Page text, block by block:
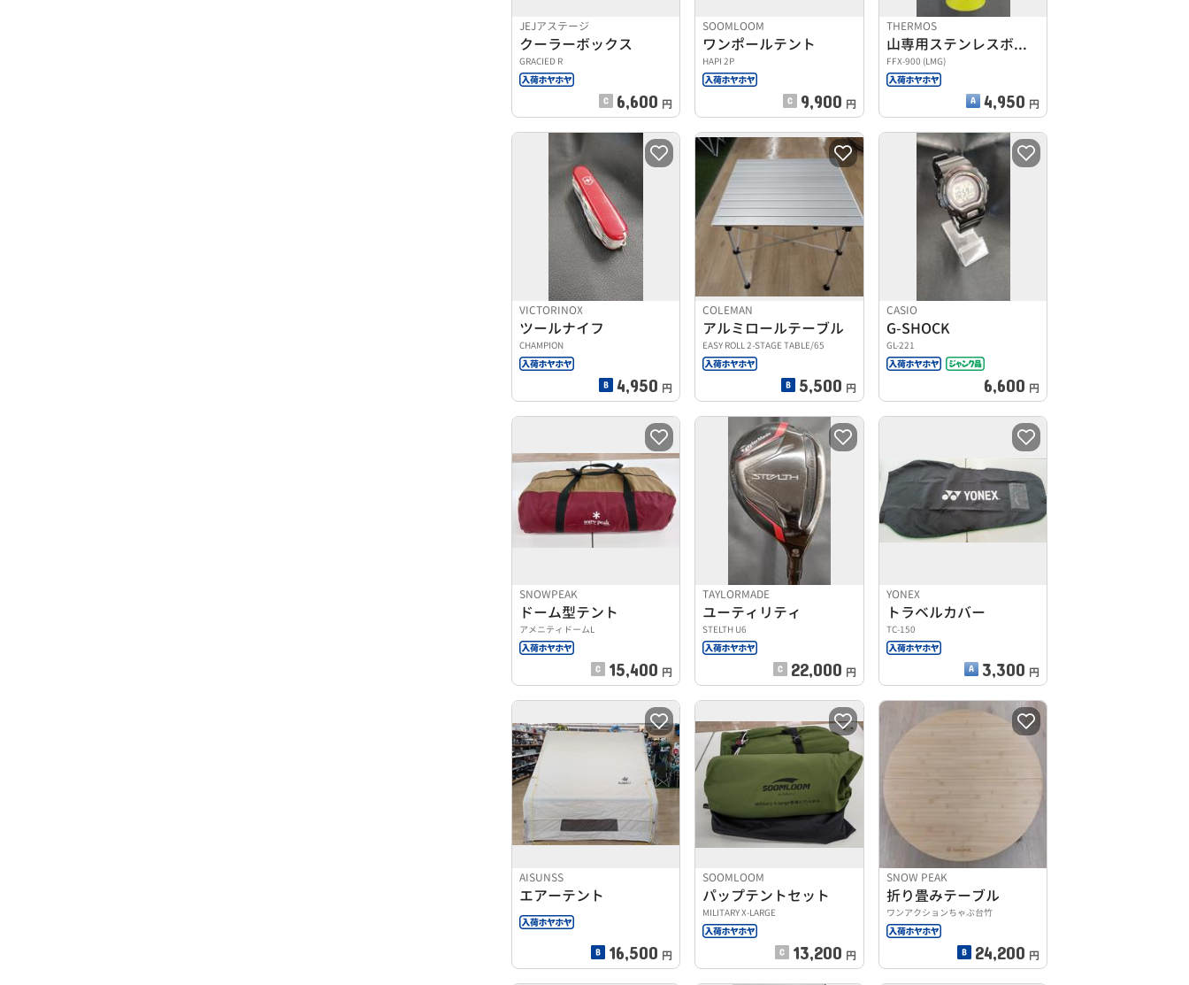
JEJアステージ
クーラーボックス
GRACIED R
6,600 円
SOOMLOOM
ワンポールテント
HAPI 2P
9,900 円
THERMOS
山専用ステンレスボトル
FFX-900 (LMG)
4,950 円
VICTORINOX
ツールナイフ
CHAMPION
4,950 円
COLEMAN
アルミロールテーブル
EASY ROLL 2-STAGE TABLE/65
5,500 円
CASIO
G-SHOCK
GL-221
6,600 円
SNOWPEAK
ドーム型テント
アメニティドームL
15,400 円
TAYLORMADE
ユーティリティ
STELTH U6
22,000 円
YONEX
トラベルカバー
TC-150
3,300 円
AISUNSS
エアーテント
16,500 円
SOOMLOOM
パップテントセット
MILITARY X-LARGE
13,200 円
SNOW PEAK
折り畳みテーブル
ワンアクションちゃぶ台竹
24,200 円